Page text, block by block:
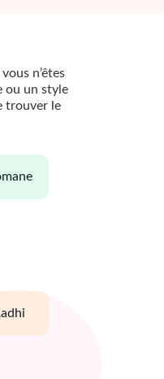
n’êtes
ou un style
trouver le
aadhi